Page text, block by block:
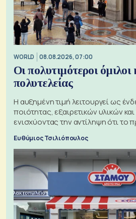
WORLD 08.08.2026, 07:00
Οι πολυτιμότεροι
πολυτελείας
Η αυξημένη τιμή λειτουργεί ως
ποιότητας, εξαιρετικών υλικών
ενισχύοντας την αντίληψη ότι το
Ευθύμιος Τσιλιόπουλος